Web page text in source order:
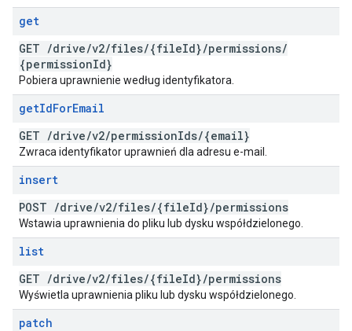
get
GET /drive/v2/files/{fileId}/permissions/
{permissionId}
Pobiera uprawnienie według identyfikatora.
getIdForEmail
GET /drive/v2/permissionIds/{email}
Zwraca identyfikator uprawnień dla adresu e-mail.
insert
POST /drive/v2/files/{fileId}/permissions
Wstawia uprawnienia do pliku lub dysku współdzielonego.
list
GET /drive/v2/files/{fileId}/permissions
Wyświetla uprawnienia pliku lub dysku współdzielonego.
patch